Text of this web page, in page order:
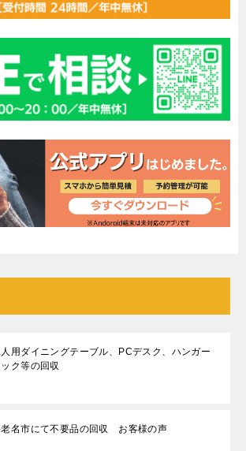
用ダイニングテーブル、PCデスク、ハンガー
ク等の回収
名市にて不要品の回収 お客様の声